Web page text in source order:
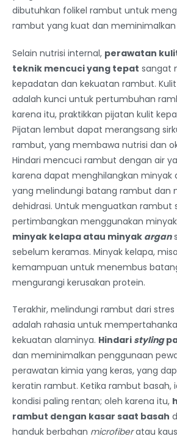
dibutuhkan folikel rambut untuk
rambut yang kuat dan meminimalkan
Selain nutrisi internal, perawatan
teknik mencuci yang tepat sangat
kepadatan dan kekuatan rambut.
adalah kunci untuk pertumbuhan
karena itu, praktikkan pijatan kulit
Pijatan lembut dapat merangsang
rambut, yang membawa nutrisi dan
Hindari mencuci rambut dengan air
karena dapat menghilangkan minyak
yang melindungi batang rambut dan
dehidrasi. Untuk menguatkan rambut
pertimbangkan menggunakan
minyak kelapa atau minyak argan
sebelum keramas. Minyak kelapa,
kemampuan untuk menembus
mengurangi kerusakan protein.
Terakhir, melindungi rambut dari stres
adalah rahasia untuk
kekuatan alaminya. Hindari styling
dan meminimalkan penggunaan
perawatan kimia yang keras, yang
keratin rambut. Ketika rambut basah,
kondisi paling rentan; oleh karena itu,
rambut dengan kasar saat basah
handuk berbahan microfiberatau